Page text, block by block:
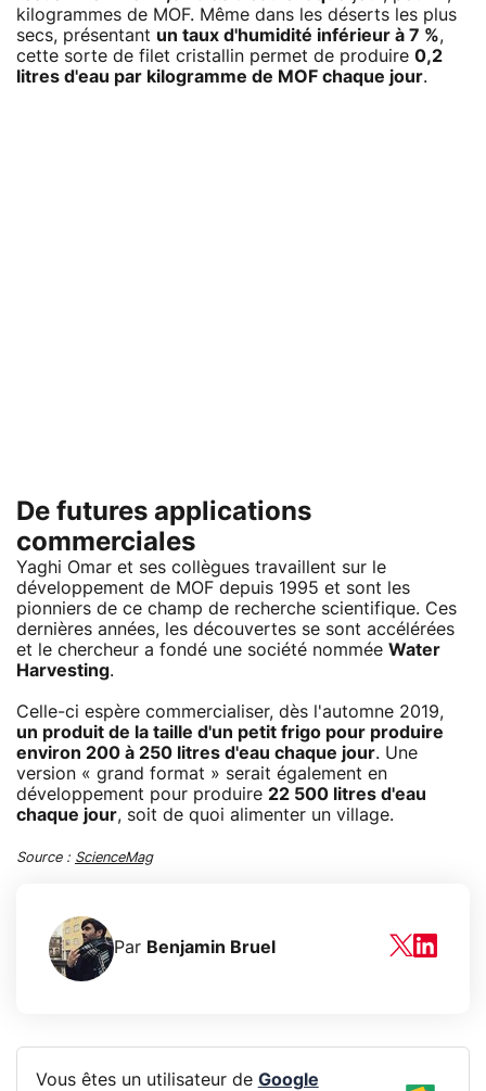
kilogrammes de MOF. Même dans les déserts les plus
secs, présentant un taux d'humidité inférieur à 7 %,
cette sorte de filet cristallin permet de produire 0,2
litres d'eau par kilogramme de MOF chaque jour.
De futures applications
commerciales
Yaghi Omar et ses collègues travaillent sur le
développement de MOF depuis 1995 et sont les
pionniers de ce champ de recherche scientifique. Ces
dernières années, les découvertes se sont accélérées
et le chercheur a fondé une société nommée Water
Harvesting.
Celle-ci espère commercialiser, dès l'automne 2019,
un produit de la taille d'un petit frigo pour produire
environ 200 à 250 litres d'eau chaque jour. Une
version « grand format » serait également en
développement pour produire 22 500 litres d'eau
chaque jour, soit de quoi alimenter un village.
Source : ScienceMag
Par Benjamin Bruel
Vous êtes un utilisateur de Google